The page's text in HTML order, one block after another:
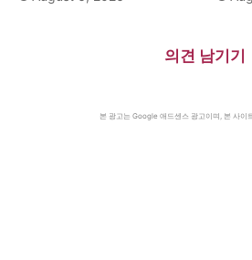
의견 남기기
본 광고는 Google 애드센스 광고이며, 본 사이